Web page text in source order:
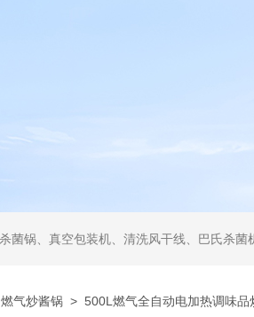
真空包装机、清洗风干线、巴氏杀菌机，搅拌料
燃气炒酱锅 > 500L燃气全自动电加热调味品